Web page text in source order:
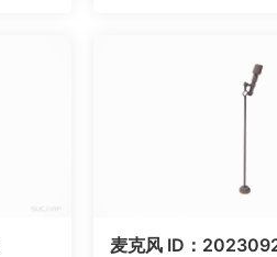
麦克风 ID：